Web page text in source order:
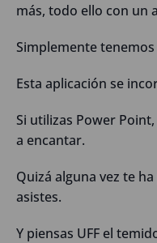
más, todo ello con un
Simplemente
Esta aplicación se
Si utilizas Power
a encantar.
Quizá alguna vez te
asistes.
Y piensas UFF el